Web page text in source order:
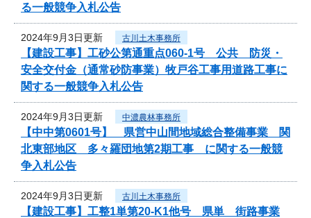
る一般競争入札公告
2024年9月3日更新 古川土木事務所
【建設工事】工砂公第通重点060-1号 公共 防災・
安全交付金（通常砂防事業）牧戸谷工事用道路工事に
関する一般競争入札公告
2024年9月3日更新 中濃農林事務所
【中中第0601号】 県営中山間地域総合整備事業 関
北東部地区 多々羅団地第2期工事 に関する一般競
争入札公告
2024年9月3日更新 古川土木事務所
【建設工事】工整1単第20-K1他号 県単 街路事業